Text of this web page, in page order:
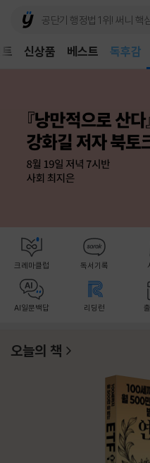
신상품 베스트
어린이
어린이
크레마클럽 독서기록
AI일문백답 리딩런
오늘의 책